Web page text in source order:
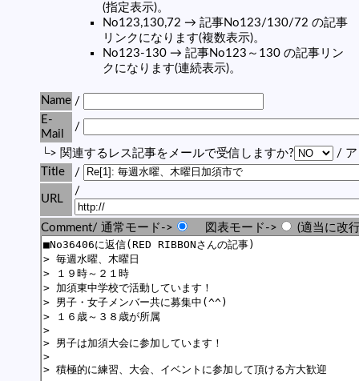
(指定表示)。
No123,130,72 → 記事No123/130/72 の記事
リンクになります(複数表示)。
No123-130 → 記事No123～130 の記事リン
クになります(連続表示)。
Name /
E-
Mail
/
└> 関連するレス記事をメールで受信しますか?
/ ア
Title
/
URL
/
Comment/ 通常モード-> 図表モード-> (適当に改